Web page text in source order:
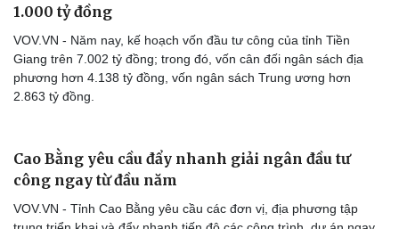
1.000 tỷ đồng
VOV.VN - Năm nay, kế hoạch vốn đầu tư công của tỉnh Tiền
Giang trên 7.002 tỷ đồng; trong đó, vốn cân đối ngân sách địa
phương hơn 4.138 tỷ đồng, vốn ngân sách Trung ương hơn
2.863 tỷ đồng.